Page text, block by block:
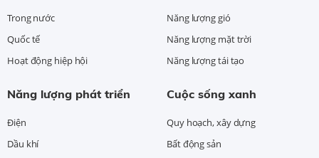
Trong nước
Quốc tế
Hoạt động hiệp hội
Năng lượng gió
Năng lượng mặt trời
Năng lượng tái tạo
Năng lượng phát triển
Điện
Dầu khí
Cuộc sống xanh
Quy hoạch, xây dựng
Bất động sản